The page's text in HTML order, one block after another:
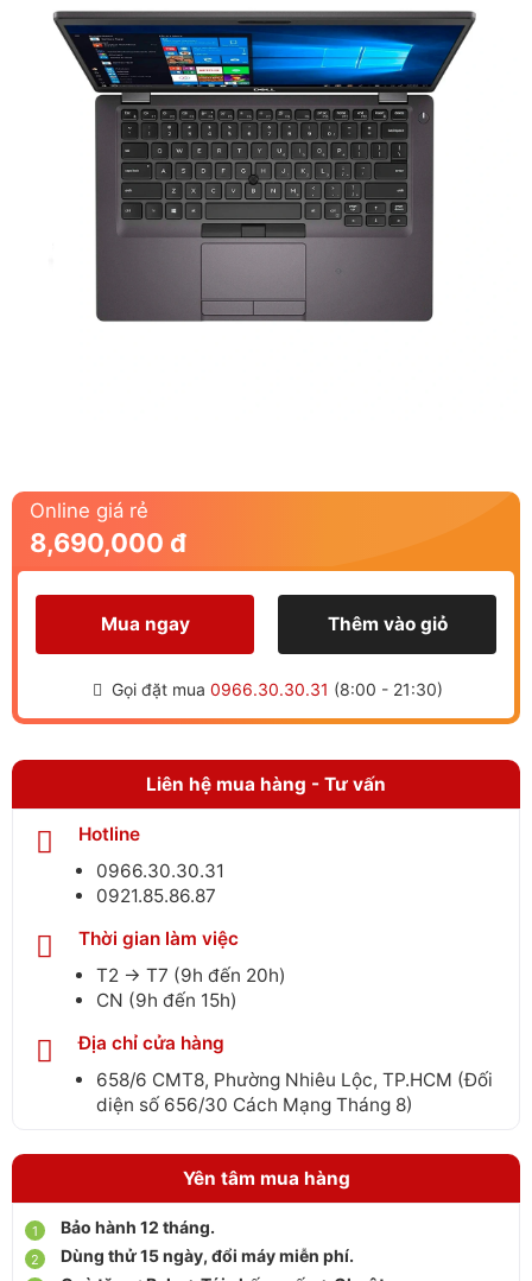
Online giá rẻ
8,690,000 đ
Mua ngay Thêm vào giỏ
Gọi đặt mua 0966.30.30.31 (8:00 - 21:30)
Liên hệ mua hàng - Tư vấn
Hotline
0966.30.30.31
0921.85.86.87
Thời gian làm việc
T2 → T7 (9h đến 20h)
CN (9h đến 15h)
Địa chỉ cửa hàng
658/6 CMT8, Phường Nhiêu Lộc, TP.HCM (Đối
diện số 656/30 Cách Mạng Tháng 8)
Yên tâm mua hàng
Bảo hành 12 tháng.
Dùng thử 15 ngày, đổi máy miễn phí.